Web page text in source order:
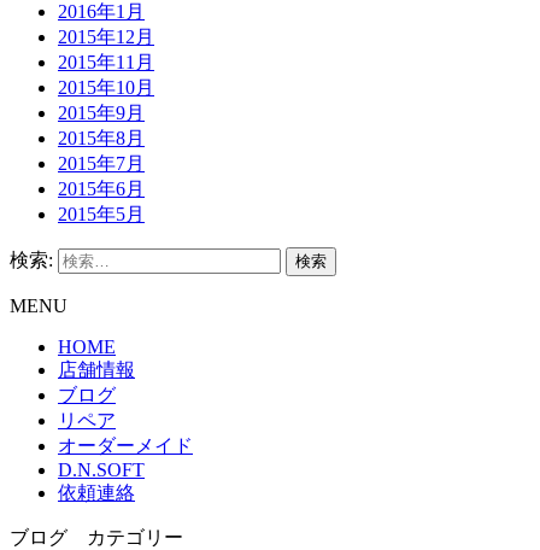
2016年1月
2015年12月
2015年11月
2015年10月
2015年9月
2015年8月
2015年7月
2015年6月
2015年5月
検索:
MENU
HOME
店舗情報
ブログ
リペア
オーダーメイド
D.N.SOFT
依頼連絡
ブログ カテゴリー